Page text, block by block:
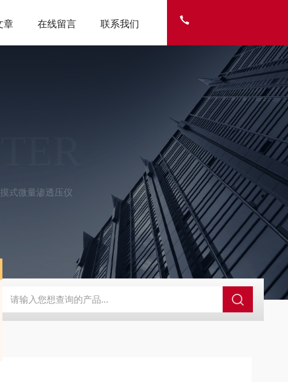
章 在线留言 联系我们
式微量渗透压仪
酶标仪 法国JRI无线监测系统 5008石油冰点测定仪 RVLM